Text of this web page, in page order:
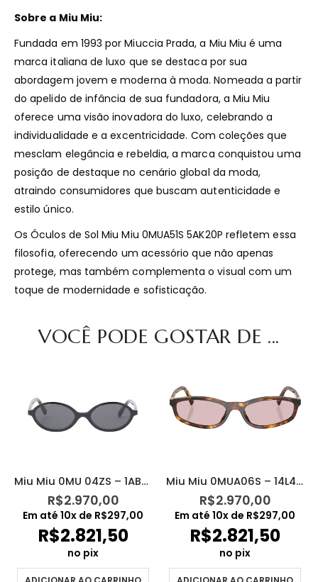
Sobre a Miu Miu:
Fundada em 1993 por Miuccia Prada, a Miu Miu é uma
marca italiana de luxo que se destaca por sua
abordagem jovem e moderna à moda. Nomeada a partir
do apelido de infância de sua fundadora, a Miu Miu
oferece uma visão inovadora do luxo, celebrando a
individualidade e a excentricidade. Com coleções que
mesclam elegância e rebeldia, a marca conquistou uma
posição de destaque no cenário global da moda,
atraindo consumidores que buscam autenticidade e
estilo único.
Os Óculos de Sol Miu Miu 0MUA51S 5AK20P refletem essa
filosofia, oferecendo um acessório que não apenas
protege, mas também complementa o visual com um
toque de modernidade e sofisticação.
VOCÊ PODE GOSTAR DE ...
Miu Miu 0MU 04ZS – 1AB5S0
R$2.970,00
Em até 10x de R$297,00
R$2.821,50
no pix
Miu Miu 0MUA06S – 14L4I0
R$2.970,00
Em até 10x de R$297,00
R$2.821,50
no pix